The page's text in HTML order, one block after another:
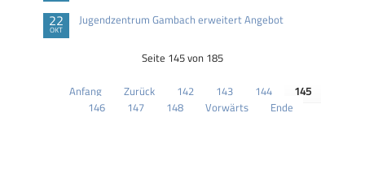
22
OKT
Jugendzentrum Gambach erweitert Angebot
Seite 145 von 185
Anfang Zurück 142 143 144
145
146
147 148 Vorwärts Ende